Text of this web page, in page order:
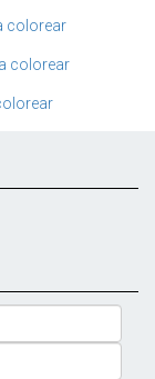
colorear
colorear